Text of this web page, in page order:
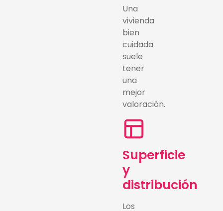
Una
vivienda
bien
cuidada
suele
tener
una
mejor
valoración.
Superficie
y
distribución
Los